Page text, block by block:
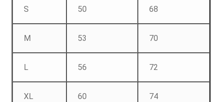
S 50 68
M 53 70
L 56 72
XL 60 74